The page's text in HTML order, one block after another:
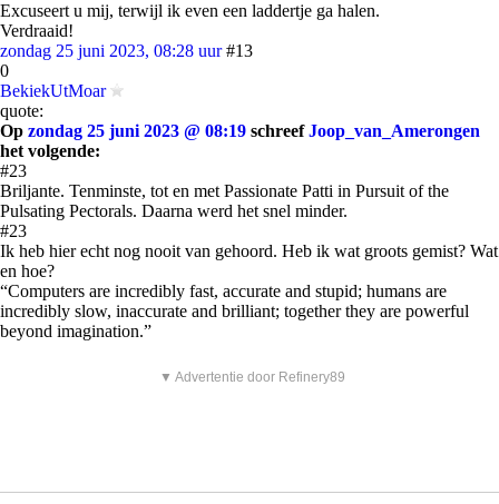
Excuseert u mij, terwijl ik even een laddertje ga halen.
Verdraaid!
zondag 25 juni 2023, 08:28 uur #13
0
BekiekUtMoar
quote:
Op zondag 25 juni 2023 @ 08:19 schreefJoop_van_Amerongen
het volgende:
#23
Briljante. Tenminste, tot en met Passionate Patti in Pursuit of the
Pulsating Pectorals. Daarna werd het snel minder.
#23
Ik heb hier echt nog nooit van gehoord. Heb ik wat groots gemist? Wat
en hoe?
“Computers are incredibly fast, accurate and stupid; humans are
incredibly slow, inaccurate and brilliant; together they are powerful
beyond imagination.”
▼ Advertentie door Refinery89